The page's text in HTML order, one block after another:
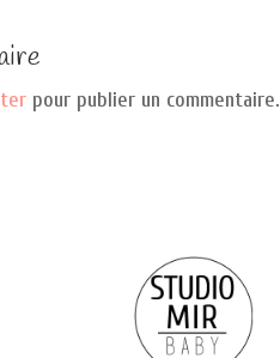
pour publier un commentaire.